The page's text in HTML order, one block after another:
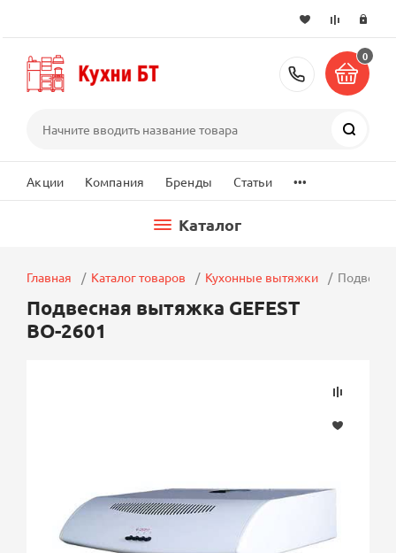
+7 (495)
0
Акции Компания Бренды Статьи ...
Каталог
Главная Каталог товаров Кухонные вытяжки
Подвесная вытяжка GEFEST
ВО-2601